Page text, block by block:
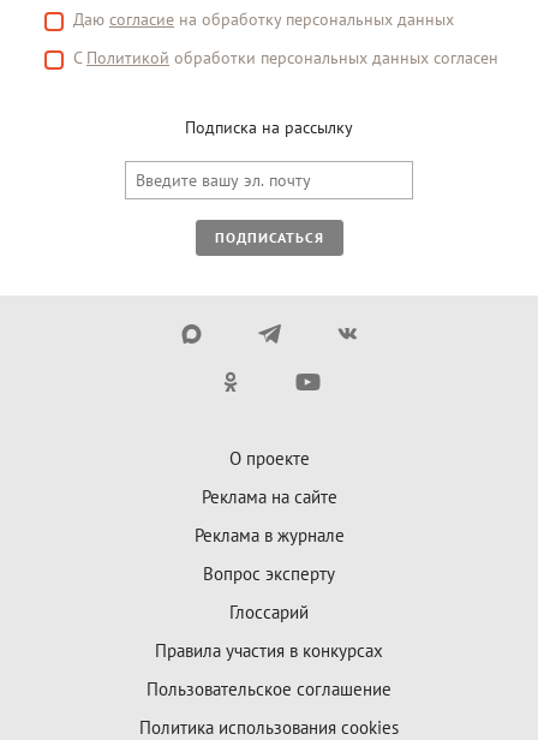
Даю согласие на обработку персональных данных
С Политикой обработки персональных данных согласен
Подписка на рассылку
ПОДПИСАТЬСЯ
О проекте
Реклама на сайте
Реклама в журнале
Вопрос эксперту
Глоссарий
Правила участия в конкурсах
Пользовательское соглашение
Политика использования cookies